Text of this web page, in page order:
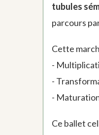
tubules
parcours
Cette
-
-
-
Ce ballet